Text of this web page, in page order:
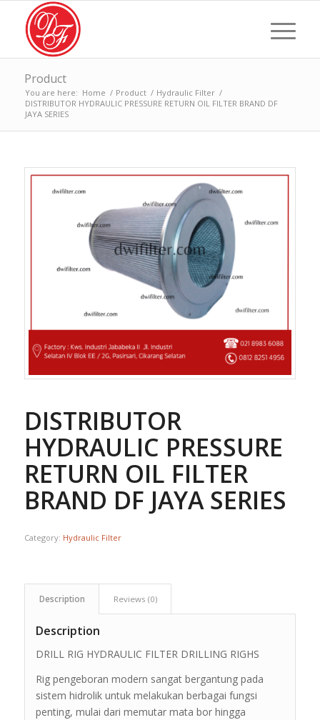
Product
You are here: Home / Product / Hydraulic Filter /
DISTRIBUTOR HYDRAULIC PRESSURE RETURN OIL FILTER BRAND DF
JAYA SERIES
DISTRIBUTOR
HYDRAULIC PRESSURE
RETURN OIL FILTER
BRAND DF JAYA SERIES
Category: Hydraulic Filter
Description Reviews (0)
Description
DRILL RIG HYDRAULIC FILTER DRILLING RIGHS
Rig pengeboran modern sangat bergantung pada
sistem hidrolik untuk melakukan berbagai fungsi
penting, mulai dari memutar mata bor hingga